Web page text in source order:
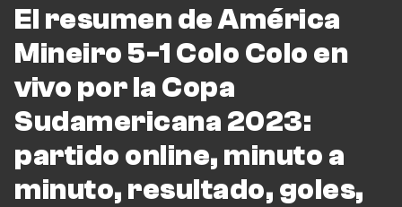
El resumen de América
Mineiro 5-1 Colo Colo en
vivo por la Copa
Sudamericana 2023:
partido online, minuto a
minuto, resultado, goles,